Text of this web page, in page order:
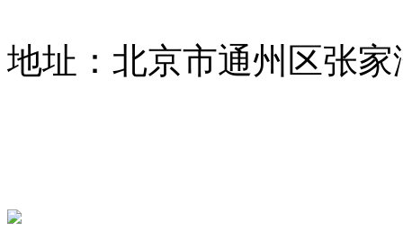
地址：北京市通州区张